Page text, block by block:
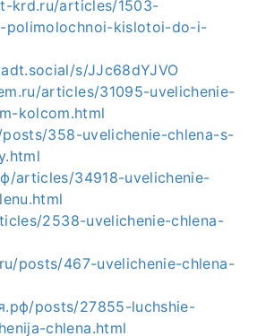
krd.ru/articles/1503-
polimolochnoi-kislotoi-do-i-
s/JJc68dYJVO
articles/31095-uvelichenie-
kolcom.html
358-uvelichenie-chlena-s-
articles/34918-uvelichenie-
2538-uvelichenie-chlena-
posts/467-uvelichenie-chlena-
posts/27855-luchshie-
chlena.html